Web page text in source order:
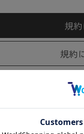
規約に従うものと
く本規約を随時
上に1ヵ月間表示
規約
規